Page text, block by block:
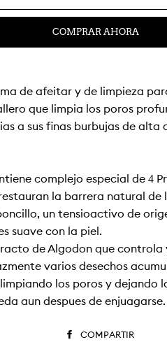
COMPRAR AHORA
de afeitar y de limpieza
que limpia los poros
a sus finas burbujas de alta
complejo especial de 4
la barrera natural de
un tensioactivo de
suave con la piel.
de Algodón que controla
varios desechos
los poros y dejando
aún después de enjuagarse.
COMPARTIR